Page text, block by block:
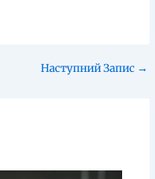
Наступний Запис →